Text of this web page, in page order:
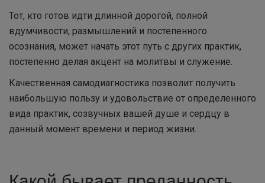
Тот, кто готов идти длинной дорогой, полной
вдумчивости, размышлений и постепенного
осознания, может начать этот путь с других практик,
постепенно делая акцент на молитвы и служение.
Качественная самодиагностика позволит получить
наибольшую пользу и удовольствие от определенного
вида практик, созвучных вашей душе и сердцу в
данный момент времени и период жизни.